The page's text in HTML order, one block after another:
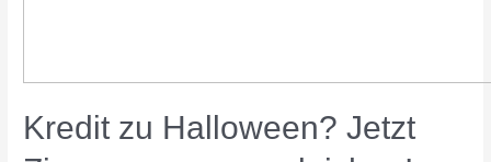
Kredit zu Halloween? Jetzt